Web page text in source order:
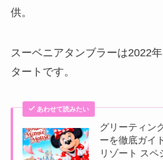
供。
スーベニアタンブラーは2022
タートです。
あわせて読みたい
グリーティン
ーを徹底ガイ
リゾート スペ